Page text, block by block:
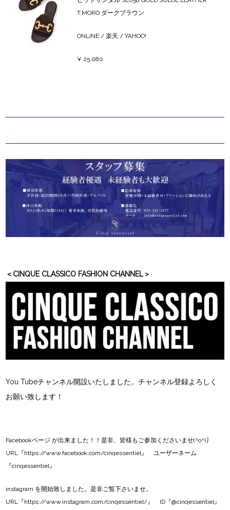
T.MORO ダークブラウン
ONLINE / 楽天 / YAHOO!
¥ 25,080
＜CINQUE CLASSICO FASHION CHANNEL＞
You Tubeチャンネル開設いたしました。チャンネル登録よろしく
お願い致します！
Facebookページ が出来ました！！是非、皆様もご参加くださいませ(^o^)丿
URL『https://www.facebook.com/cinqessentiel』 ユーザーネーム
『cinqessentiel』
instagram を開始致しました。是非ご覧下さいませ。
URL『https://www.instagram.com/cinqessentiel/』 ID『@cinqessentiel』